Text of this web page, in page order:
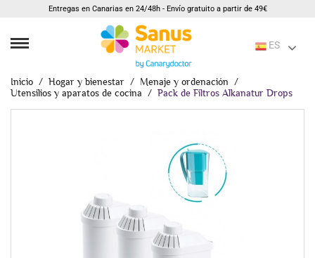
Entregas en Canarias en 24/48h - Envío gratuito a partir de 49€
ES
Inicio Hogar y bienestar
Menaje y ordenación
Utensilios y aparatos de cocina
Pack de Filtros Alkanatur Drops